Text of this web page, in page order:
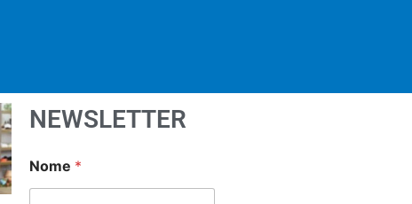
NEWSLETTER
Nome *